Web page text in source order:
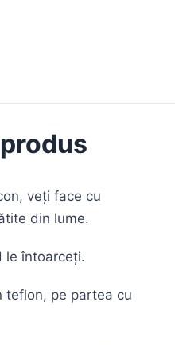
veți face cu
din lume.
le întoarceți.
teflon, pe partea cu